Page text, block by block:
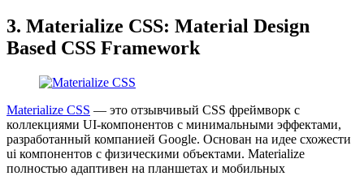
3. Materialize CSS: Material Design
Based CSS Framework
Materialize CSS — это отзывчивый CSS фреймворк с
коллекциями UI-компонентов с минимальными эффектами,
разработанный компанией Google. Основан на идее схожести
ui компонентов с физическими объектами. Materialize
полностью адаптивен на планшетах и мобильных